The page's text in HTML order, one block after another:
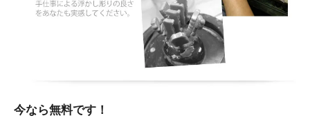
今なら無料です！